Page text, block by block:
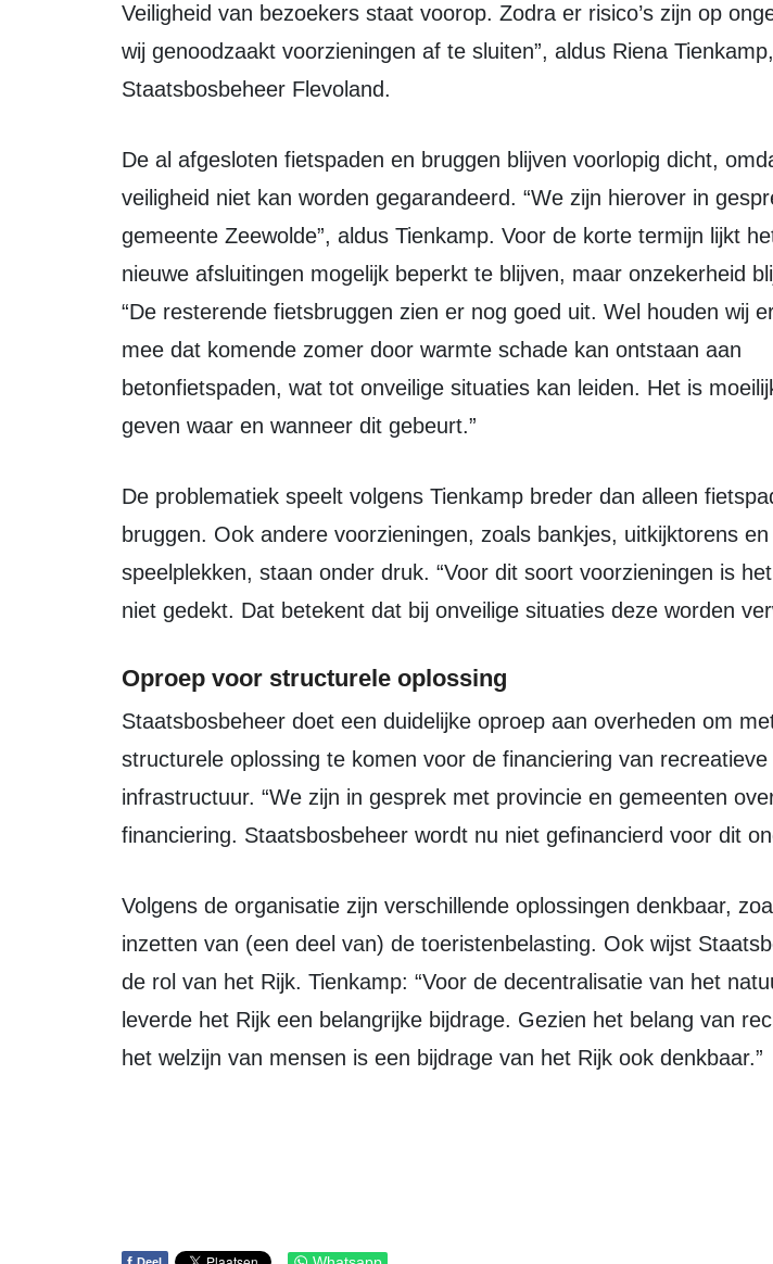
Veiligheid van bezoekers staat voorop. Zodra er risico’s zijn op
wij genoodzaakt voorzieningen af te sluiten”, aldus Riena
Staatsbosbeheer Flevoland.
De al afgesloten fietspaden en bruggen blijven voorlopig dicht, omdat de
veiligheid niet kan worden gegarandeerd. “We zijn hierover in
gemeente Zeewolde”, aldus Tienkamp. Voor de korte termijn lijkt
nieuwe afsluitingen mogelijk beperkt te blijven, maar onzekerheid
“De resterende fietsbruggen zien er nog goed uit. Wel houden wij
mee dat komende zomer door warmte schade kan ontstaan aan
betonfietspaden, wat tot onveilige situaties kan leiden. Het is
geven waar en wanneer dit gebeurt.”
De problematiek speelt volgens Tienkamp breder dan alleen fietspaden en
bruggen. Ook andere voorzieningen, zoals bankjes, uitkijktorens en
speelplekken, staan onder druk. “Voor dit soort voorzieningen is
niet gedekt. Dat betekent dat bij onveilige situaties deze worden
Oproep voor structurele oplossing
Staatsbosbeheer doet een duidelijke oproep aan overheden om met een
structurele oplossing te komen voor de financiering van recreatieve
infrastructuur. “We zijn in gesprek met provincie en gemeenten
financiering. Staatsbosbeheer wordt nu niet gefinancierd voor dit
Volgens de organisatie zijn verschillende oplossingen denkbaar, zoals het
inzetten van (een deel van) de toeristenbelasting. Ook wijst
de rol van het Rijk. Tienkamp: “Voor de decentralisatie van het
leverde het Rijk een belangrijke bijdrage. Gezien het belang van
het welzijn van mensen is een bijdrage van het Rijk ook denkbaar.”